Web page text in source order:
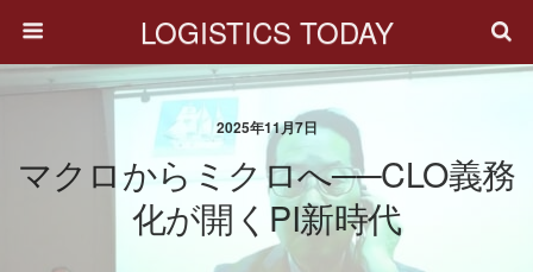
LOGISTICS TODAY
2025年11月7日
マクロからミクロへ──CLO義務
化が開くPI新時代